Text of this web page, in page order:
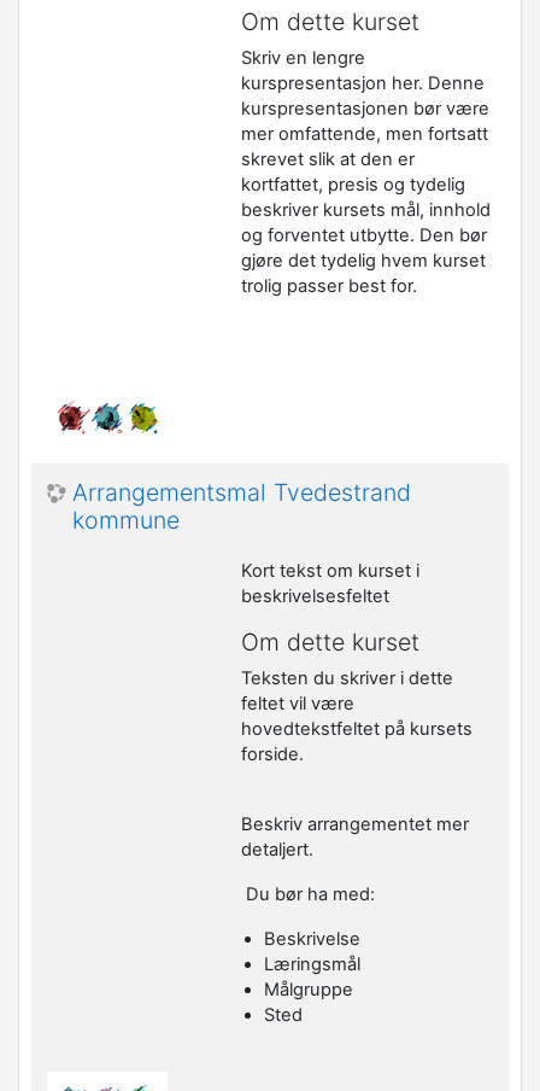
Om dette kurset
Skriv en lengre
kurspresentasjon her. Denne
kurspresentasjonen bør være
mer omfattende, men fortsatt
skrevet slik at den er
kortfattet, presis og tydelig
beskriver kursets mål, innhold
og forventet utbytte. Den bør
gjøre det tydelig hvem kurset
trolig passer best for.
Arrangementsmal Tvedestrand
kommune
Kort tekst om kurset i
beskrivelsesfeltet
Om dette kurset
Teksten du skriver i dette
feltet vil være
hovedtekstfeltet på kursets
forside.
Beskriv arrangementet mer
detaljert.
Du bør ha med:
Beskrivelse
Læringsmål
Målgruppe
Sted